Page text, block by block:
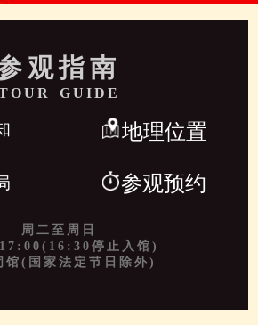
观指南
GUIDE
地理位置
参观预约
周二至周日
停止入馆)
馆(国家法定节日除外)